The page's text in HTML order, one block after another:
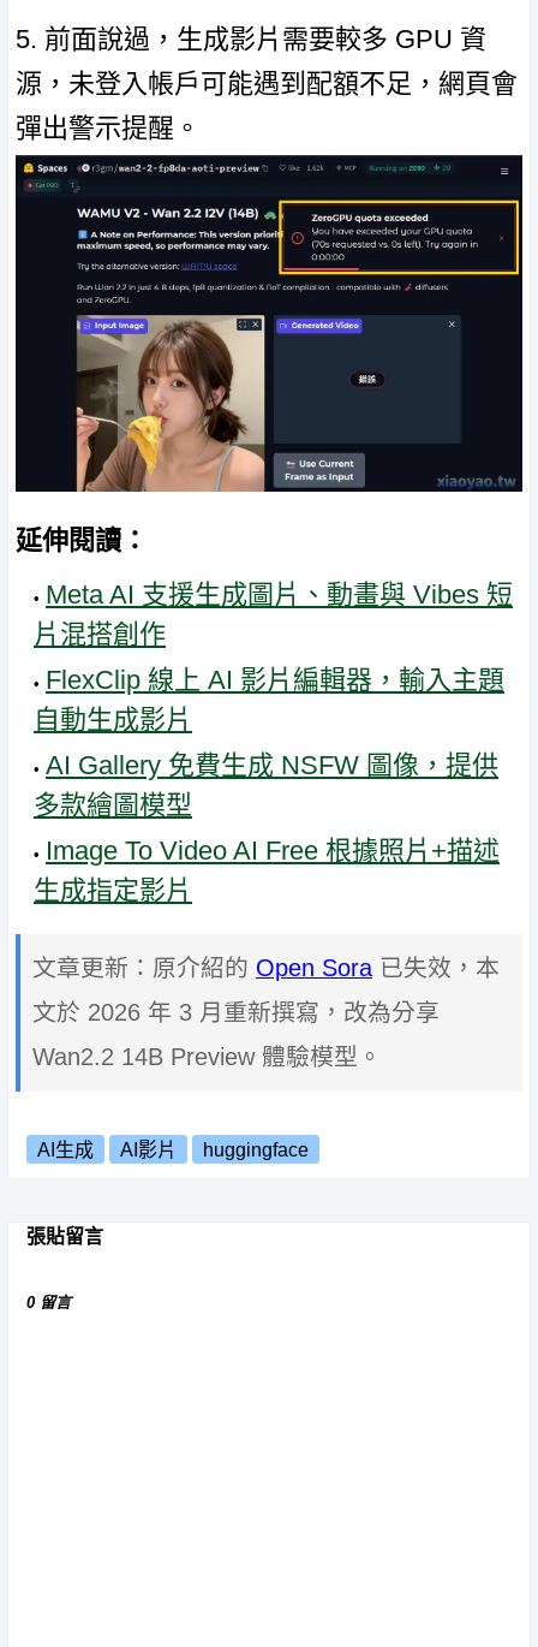
5. 前面說過，生成影片需要較多 GPU 資
源，未登入帳戶可能遇到配額不足，網頁會
彈出警示提醒。
延伸閱讀：
Meta AI 支援生成圖片、動畫與 Vibes 短
片混搭創作
FlexClip 線上 AI 影片編輯器，輸入主題
自動生成影片
AI Gallery 免費生成 NSFW 圖像，提供
多款繪圖模型
Image To Video AI Free 根據照片+描述
生成指定影片
文章更新：原介紹的 Open Sora 已失效，本
文於 2026 年 3 月重新撰寫，改為分享
Wan2.2 14B Preview 體驗模型。
AI生成 AI影片 huggingface
張貼留言
0 留言